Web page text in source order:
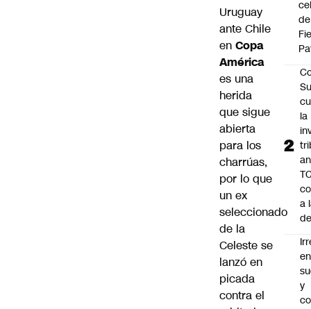
Uruguay
ante Chile
en Copa
América
es una
herida
que sigue
abierta
para los
charrúas,
por lo que
un ex
seleccionado
de la
Celeste se
lanzó en
picada
contra el
de
la
a
en
y